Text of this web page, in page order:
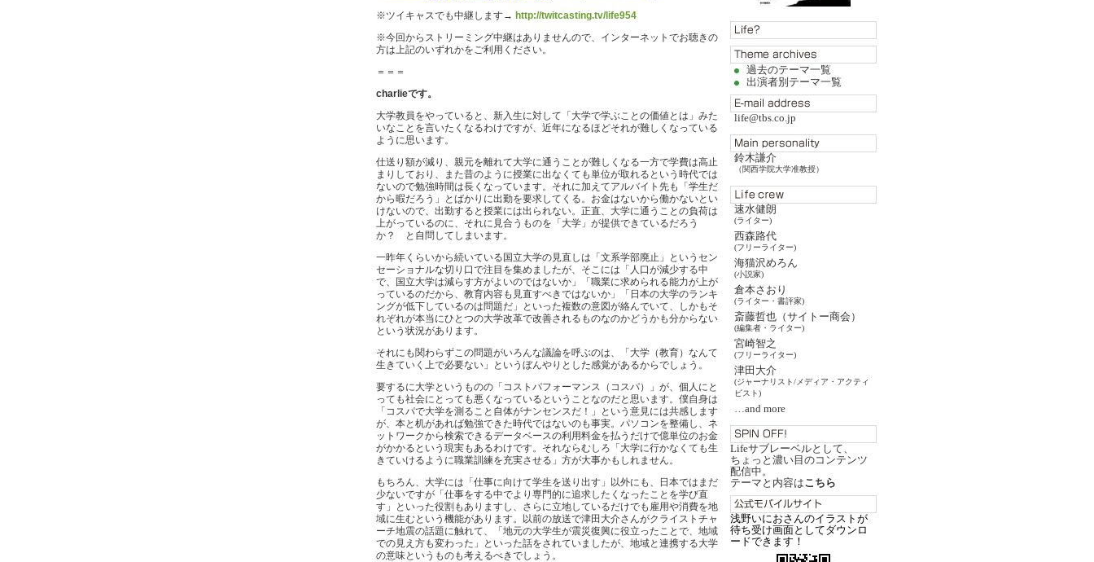
過去のテーマ一覧
出演者別テーマ一覧
life@tbs.co.jp
鈴木謙介
（関西学院大学准教授）
速水健朗
(ライター)
西森路代
(フリーライター)
海猫沢めろん
(小説家)
倉本さおり
(ライター・書評家)
斎藤哲也（サイトー商会）
(編集者・ライター)
宮崎智之
(フリーライター)
津田大介
(ジャーナリスト/メディア・アクティ
ビスト)
…and more
Lifeサブレーベルとして、
ちょっと濃い目のコンテンツ
配信中。
テーマと内容はこちら
浅野いにおさんのイラストが
待ち受け画面としてダウンロ
ードできます！
※ツイキャスでも中継します→ http://twitcasting.tv/life954
※今回からストリーミング中継はありませんので、インターネットでお聴きの
方は上記のいずれかをご利用ください。
＝＝＝
charlieです。
大学教員をやっていると、新入生に対して「大学で学ぶことの価値とは」みた
いなことを言いたくなるわけですが、近年になるほどそれが難しくなっている
ように思います。
仕送り額が減り、親元を離れて大学に通うことが難しくなる一方で学費は高止
まりしており、また昔のように授業に出なくても単位が取れるという時代では
ないので勉強時間は長くなっています。それに加えてアルバイト先も「学生だ
から暇だろう」とばかりに出勤を要求してくる。お金はないから働かないとい
けないので、出勤すると授業には出られない。正直、大学に通うことの負荷は
上がっているのに、それに見合うものを「大学」が提供できているだろう
か？ と自問してしまいます。
一昨年くらいから続いている国立大学の見直しは「文系学部廃止」というセン
セーショナルな切り口で注目を集めましたが、そこには「人口が減少する中
で、国立大学は減らす方がよいのではないか」「職業に求められる能力が上が
っているのだから、教育内容も見直すべきではないか」「日本の大学のランキ
ングが低下しているのは問題だ」といった複数の意図が絡んでいて、しかもそ
れぞれが本当にひとつの大学改革で改善されるものなのかどうかも分からない
という状況があります。
それにも関わらずこの問題がいろんな議論を呼ぶのは、「大学（教育）なんて
生きていく上で必要ない」というぼんやりとした感覚があるからでしょう。
要するに大学というものの「コストパフォーマンス（コスパ）」が、個人にと
っても社会にとっても悪くなっているということなのだと思います。僕自身は
「コスパで大学を測ること自体がナンセンスだ！」という意見には共感します
が、本と机があれば勉強できた時代ではないのも事実。パソコンを整備し、ネ
ットワークから検索できるデータベースの利用料金を払うだけで億単位のお金
がかかるという現実もあるわけです。それならむしろ「大学に行かなくても生
きていけるように職業訓練を充実させる」方が大事かもしれません。
もちろん、大学には「仕事に向けて学生を送り出す」以外にも、日本ではまだ
少ないですが「仕事をする中でより専門的に追求したくなったことを学び直
す」といった役割もありますし、さらに立地しているだけでも雇用や消費を地
域に生むという機能があります。以前の放送で津田大介さんがクライストチャ
ーチ地震の話題に触れて、「地元の大学生が震災復興に役立ったことで、地域
での見え方も変わった」といった話をされていましたが、地域と連携する大学
の意味というものも考えるべきでしょう。